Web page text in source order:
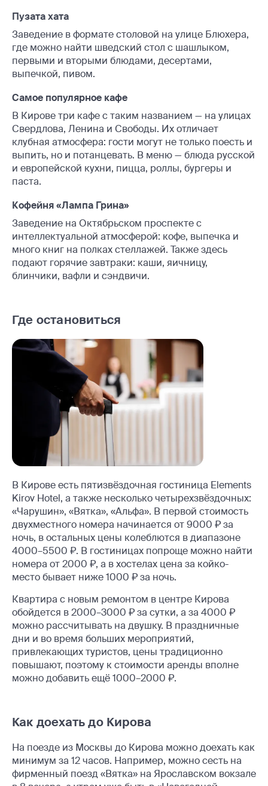
Пузата хата
Заведение в формате столовой на улице Блюхера,
где можно найти шведский стол с шашлыком,
первыми и вторыми блюдами, десертами,
выпечкой, пивом.
Самое популярное кафе
В Кирове три кафе с таким названием — на улицах
Свердлова, Ленина и Свободы. Их отличает
клубная атмосфера: гости могут не только поесть и
выпить, но и потанцевать. В меню — блюда русской
и европейской кухни, пицца, роллы, бургеры и
паста.
Кофейня «Лампа Грина»
Заведение на Октябрьском проспекте с
интеллектуальной атмосферой: кофе, выпечка и
много книг на полках стеллажей. Также здесь
подают горячие завтраки: каши, яичницу,
блинчики, вафли и сэндвичи.
Где остановиться
В Кирове есть пятизвёздочная гостиница Elements
Kirov Hotel, а также несколько четырехзвёздочных:
«Чарушин», «Вятка», «Альфа». В первой стоимость
двухместного номера начинается от 9000 ₽ за
ночь, в остальных цены колеблются в диапазоне
4000–5500 ₽. В гостиницах попроще можно найти
номера от 2000 ₽, а в хостелах цена за койко-
место бывает ниже 1000 ₽ за ночь.
Квартира с новым ремонтом в центре Кирова
обойдется в 2000–3000 ₽ за сутки, а за 4000 ₽
можно рассчитывать на двушку. В праздничные
дни и во время больших мероприятий,
привлекающих туристов, цены традиционно
повышают, поэтому к стоимости аренды вполне
можно добавить ещё 1000–2000 ₽.
Как доехать до Кирова
На поезде из Москвы до Кирова можно доехать как
минимум за 12 часов. Например, можно сесть на
фирменный поезд «Вятка» на Ярославском вокзале